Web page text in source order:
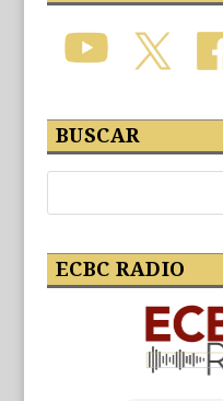
BUSCAR
ECBC RADIO